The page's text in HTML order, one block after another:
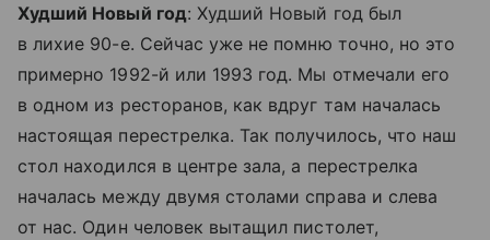
Худший Новый год: Худший Новый год был
в лихие 90-е. Сейчас уже не помню точно, но это
примерно 1992-й или 1993 год. Мы отмечали его
в одном из ресторанов, как вдруг там началась
настоящая перестрелка. Так получилось, что наш
стол находился в центре зала, а перестрелка
началась между двумя столами справа и слева
от нас. Один человек вытащил пистолет,